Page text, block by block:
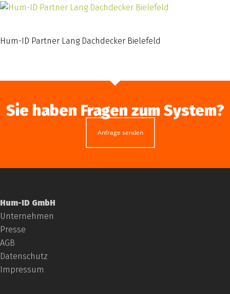
Hum-ID Partner Lang Dachdecker Bielefeld
Sie haben Fragen zum System?
Anfrage senden
Hum-ID GmbH
Unternehmen
Presse
AGB
Datenschutz
Impressum